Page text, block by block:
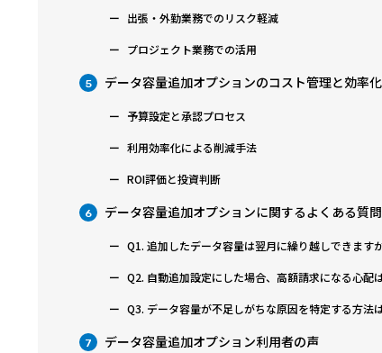
出張・外勤業務でのリスク軽減
プロジェクト業務での活用
5 データ容量追加オプションのコスト管理と効率
予算設定と承認プロセス
利用効率化による削減手法
ROI評価と投資判断
6 データ容量追加オプションに関するよくある質問
Q1. 追加したデータ容量は翌月に繰り越しできます
Q2. 自動追加設定にした場合、高額請求になる心配
Q3. データ容量が不足しがちな原因を特定する方法
7 データ容量追加オプション利用者の声